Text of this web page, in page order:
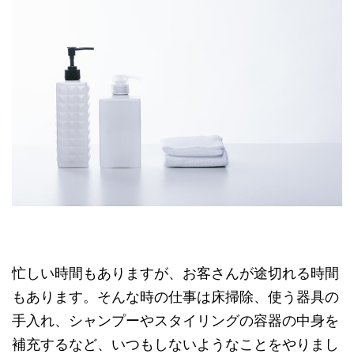
忙しい時間もありますが、お客さんが途切れる時間
もあります。そんな時の仕事は床掃除、使う器具の
手入れ、シャンプーやスタイリングの容器の中身を
補充するなど、いつもしないようなことをやりまし